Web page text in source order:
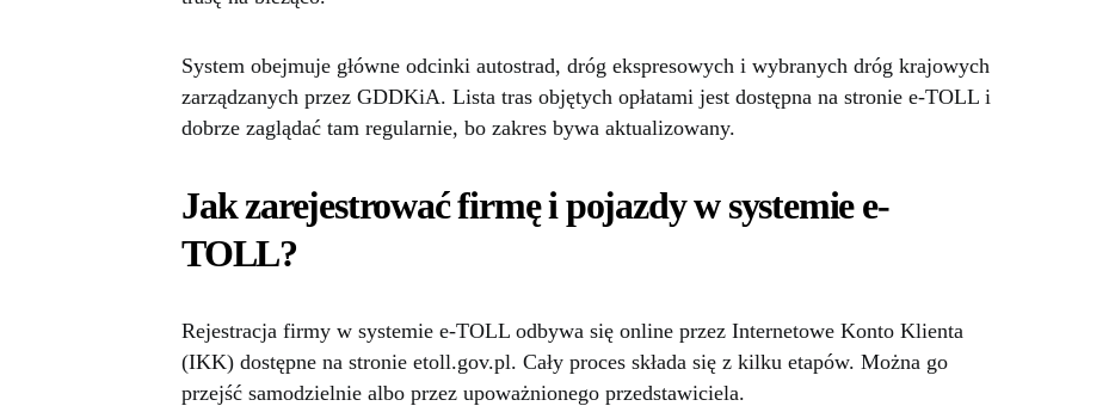
System obejmuje główne odcinki autostrad, dróg ekspresowych i wybranych dróg krajowych
zarządzanych przez GDDKiA. Lista tras objętych opłatami jest dostępna na stronie e-TOLL i
dobrze zaglądać tam regularnie, bo zakres bywa aktualizowany.
Jak zarejestrować firmę i pojazdy w systemie e-
TOLL?
Rejestracja firmy w systemie e-TOLL odbywa się online przez Internetowe Konto Klienta
(IKK) dostępne na stronie etoll.gov.pl. Cały proces składa się z kilku etapów. Można go
przejść samodzielnie albo przez upoważnionego przedstawiciela.